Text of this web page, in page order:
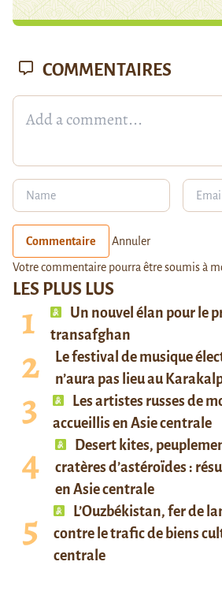
LES PLUS LUS
Un nouvel élan pour le
transafghan
Le festival de musique
n’aura pas lieu au
Les artistes russes de
accueillis en Asie centrale
Desert kites,
cratères d’astéroïdes :
en Asie centrale
L’Ouzbékistan, fer de
contre le trafic de biens
centrale
COMMENTAIRES
Commentaire Annuler
Votre commentaire pourra être soumis à